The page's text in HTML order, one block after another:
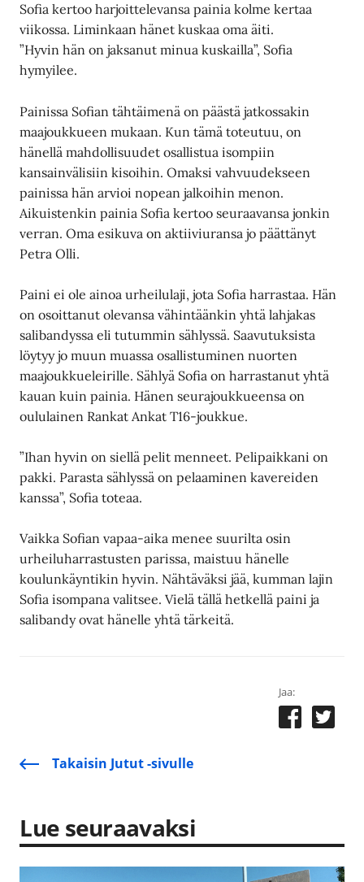
Sofia kertoo harjoittelevansa painia kolme kertaa
viikossa. Liminkaan hänet kuskaa oma äiti.
”Hyvin hän on jaksanut minua kuskailla”, Sofia
hymyilee.
Painissa Sofian tähtäimenä on päästä jatkossakin
maajoukkueen mukaan. Kun tämä toteutuu, on
hänellä mahdollisuudet osallistua isompiin
kansainvälisiin kisoihin. Omaksi vahvuudekseen
painissa hän arvioi nopean jalkoihin menon.
Aikuistenkin painia Sofia kertoo seuraavansa jonkin
verran. Oma esikuva on aktiiviuransa jo päättänyt
Petra Olli.
Paini ei ole ainoa urheilulaji, jota Sofia harrastaa. Hän
on osoittanut olevansa vähintäänkin yhtä lahjakas
salibandyssa eli tutummin sählyssä. Saavutuksista
löytyy jo muun muassa osallistuminen nuorten
maajoukkueleirille. Sählyä Sofia on harrastanut yhtä
kauan kuin painia. Hänen seurajoukkueensa on
oululainen Rankat Ankat T16-joukkue.
”Ihan hyvin on siellä pelit menneet. Pelipaikkani on
pakki. Parasta sählyssä on pelaaminen kavereiden
kanssa”, Sofia toteaa.
Vaikka Sofian vapaa-aika menee suurilta osin
urheiluharrastusten parissa, maistuu hänelle
koulunkäyntikin hyvin. Nähtäväksi jää, kumman lajin
Sofia isompana valitsee. Vielä tällä hetkellä paini ja
salibandy ovat hänelle yhtä tärkeitä.
Jaa:
Takaisin Jutut -sivulle
Lue seuraavaksi